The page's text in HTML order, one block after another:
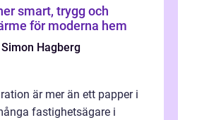
och
för moderna hem
Simon Hagberg
är mer än ett papper i
fastighetsägare i